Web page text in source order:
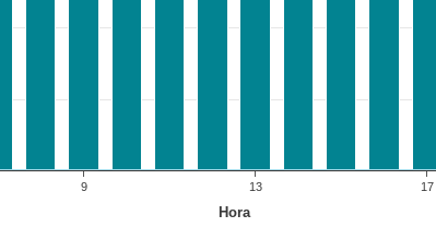
Hora
9 13 17